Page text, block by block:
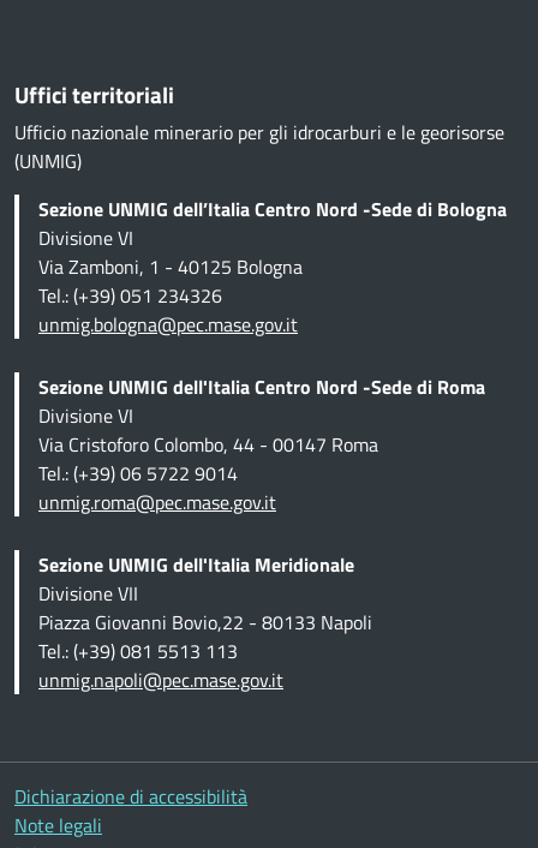
Uffici territoriali
Ufficio nazionale minerario per gli idrocarburi e le georisorse
(UNMIG)
Sezione UNMIG dell’Italia Centro Nord -Sede di Bologna
Divisione VI
Via Zamboni, 1 - 40125 Bologna
Tel.: (+39) 051 234326
unmig.bologna@pec.mase.gov.it
Sezione UNMIG dell'Italia Centro Nord -Sede di Roma
Divisione VI
Via Cristoforo Colombo, 44 - 00147 Roma
Tel.: (+39) 06 5722 9014
unmig.roma@pec.mase.gov.it
Sezione UNMIG dell'Italia Meridionale
Divisione VII
Piazza Giovanni Bovio,22 - 80133 Napoli
Tel.: (+39) 081 5513 113
unmig.napoli@pec.mase.gov.it
Altre informazioni
Dichiarazione di accessibilità
Note legali